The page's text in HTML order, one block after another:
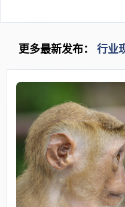
更多最新发布： 行业